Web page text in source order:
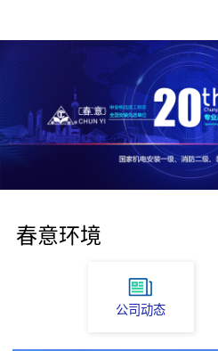
春意环境
公司动态